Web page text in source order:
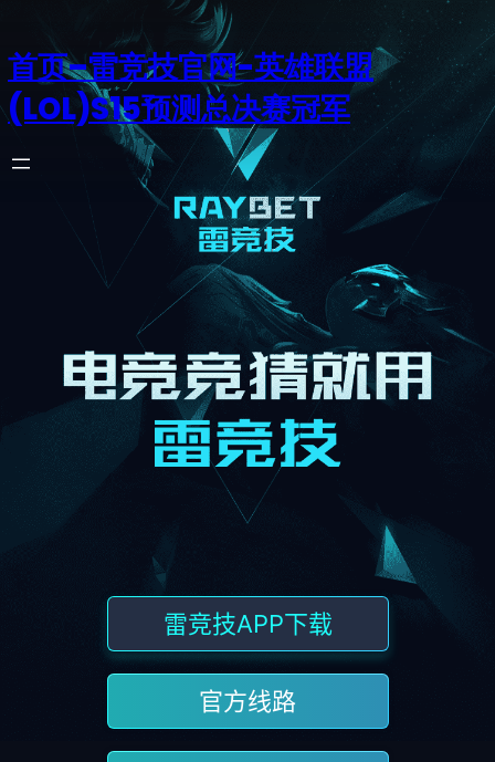
首页–雷竞技官网-英雄联盟
(LOL)S15预测总决赛冠军